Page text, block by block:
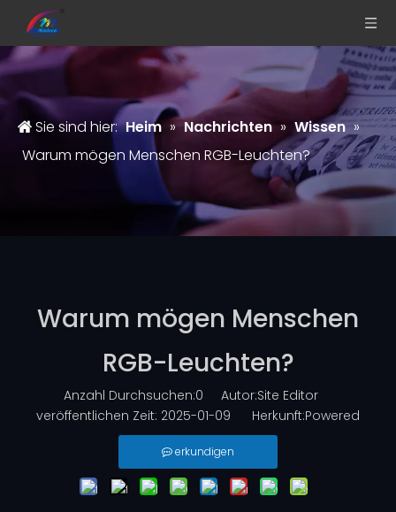
Sie sind hier: Heim » Nachrichten » Wissen »
Warum mögen Menschen RGB-Leuchten?
Warum mögen Menschen
RGB-Leuchten?
Anzahl Durchsuchen:0 Autor:Site Editor
veröffentlichen Zeit: 2025-01-09 Herkunft:Powered
erkundigen